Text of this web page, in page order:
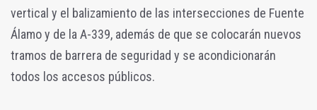
vertical y el balizamiento de las intersecciones de Fuente
Álamo y de la A-339, además de que se colocarán nuevos
tramos de barrera de seguridad y se acondicionarán
todos los accesos públicos.